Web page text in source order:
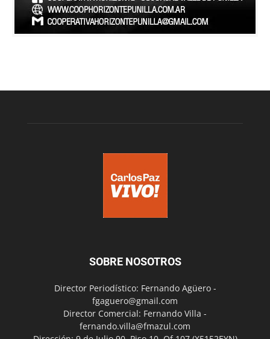
SOBRE NOSOTROS
Director Periodístico: Fernando Agüero -
fgaguero@gmail.com
Director Comercial: Fernando Villa -
fernando.villa@fmazul.com